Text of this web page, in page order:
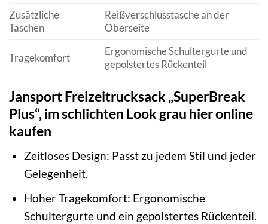
Zusätzliche
Taschen
Reißverschlusstasche an der
Oberseite
Tragekomfort
Ergonomische Schultergurte und
gepolstertes Rückenteil
Jansport Freizeitrucksack „SuperBreak
Plus“, im schlichten Look grau hier online
kaufen
Zeitloses Design: Passt zu jedem Stil und jeder
Gelegenheit.
Hoher Tragekomfort: Ergonomische
Schultergurte und ein gepolstertes Rückenteil.